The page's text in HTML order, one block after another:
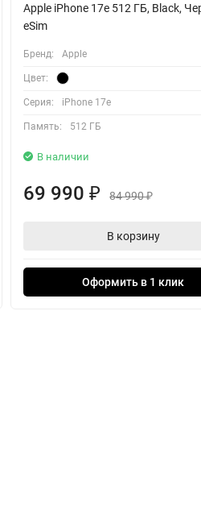
Apple iPhone 17e 512 ГБ, Black,
eSim
Бренд: Apple
Цвет:
Серия: iPhone 17e
Память: 512 ГБ
В наличии
69 990₽ 84 990₽
В корзину
Оформить в 1 клик